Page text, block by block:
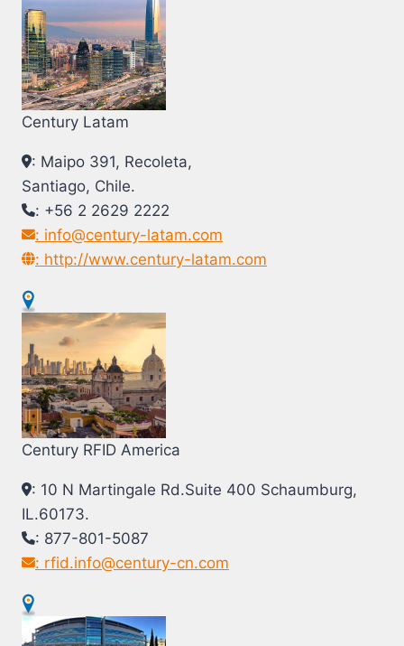
Century Latam
: Maipo 391, Recoleta,
Santiago, Chile.
: +56 2 2629 2222
: info@century-latam.com
: http://www.century-latam.com
Century RFID America
: 10 N Martingale Rd.Suite 400 Schaumburg,
IL.60173.
: 877-801-5087
: rfid.info@century-cn.com